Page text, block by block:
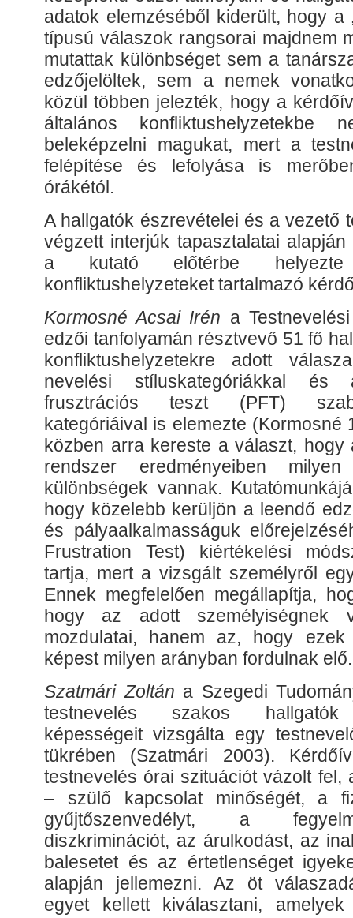
adatok elemzéséből kiderült, hogy a
típusú válaszok rangsorai majdnem
mutattak különbséget sem a
edzőjelöltek, sem a nemek
közül többen jelezték, hogy a
általános konfliktushelyzetekbe
beleképzelni magukat, mert a
felépítése és lefolyása is
órákétól.
A hallgatók észrevételei és a vezető
végzett interjúk tapasztalatai
a kutató előtérbe
konfliktushelyzeteket tartalmazó
Kormosné Acsai Irén a
edzői tanfolyamán résztvevő 51 fő
konfliktushelyzetekre adott
nevelési stíluskategóriákkal és
frusztrációs teszt (PFT)
kategóriáival is elemezte (Kormosné
közben arra kereste a választ, hogy
rendszer eredményeiben
különbségek vannak.
hogy közelebb kerüljön a leendő
és pályaalkalmasságuk
Frustration Test) kiértékelési
tartja, mert a vizsgált személyről
Ennek megfelelően megállapítja,
hogy az adott személyiségnek
mozdulatai, hanem az, hogy
képest milyen arányban fordulnak elő.
Szatmári Zoltán a Szegedi
testnevelés szakos hallgatók
képességeit vizsgálta egy
tükrében (Szatmári 2003).
testnevelés órai szituációt vázolt fel,
– szülő kapcsolat minőségét, a
gyűjtőszenvedélyt, a
diszkriminációt, az árulkodást, az
balesetet és az értetlenséget
alapján jellemezni. Az öt
egyet kellett kiválasztani,